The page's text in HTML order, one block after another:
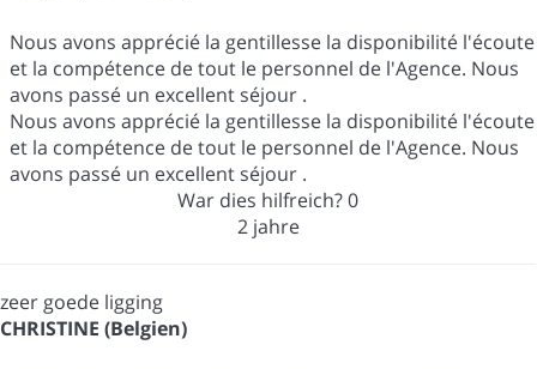
Nous avons apprécié la gentillesse la disponibilité l'écoute
et la compétence de tout le personnel de l'Agence. Nous
avons passé un excellent séjour .
Nous avons apprécié la gentillesse la disponibilité l'écoute
et la compétence de tout le personnel de l'Agence. Nous
avons passé un excellent séjour .
War dies hilfreich?0
2 jahre
zeer goede ligging
CHRISTINE (Belgien)